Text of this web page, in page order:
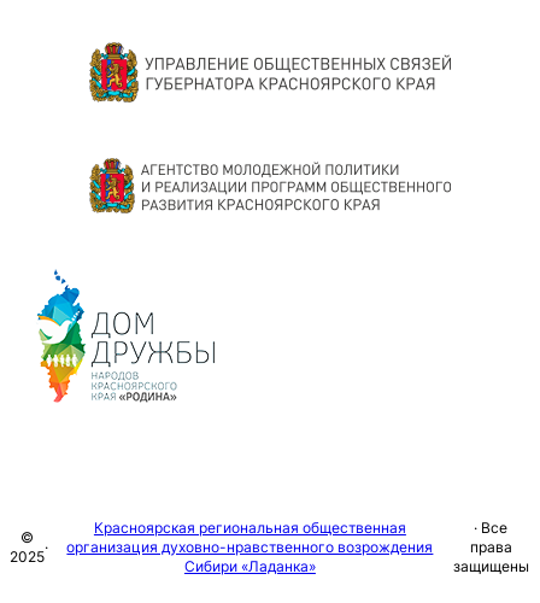
©
2025
·
Красноярская региональная общественная
организация духовно-нравственного возрождения
Сибири «Ладанка»
· Все
права
защищены